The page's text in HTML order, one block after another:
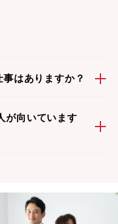
はありますか？
が向いています